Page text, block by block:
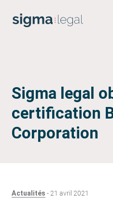
Sigma legal
certification
Corporation
Actualités - 21 avril 2021